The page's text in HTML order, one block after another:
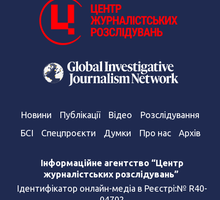
Новини Публікації Відео
Розслідування
БСІ
Спецпроєкти Думки Про нас Архів
Інформаційне агентство “Центр
журналістських розслідувань”
Ідентифікатор онлайн-медіа в Реєстрі:№ R40-